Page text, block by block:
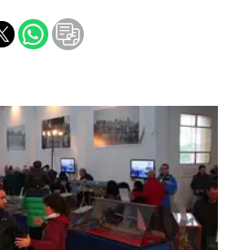
Fútbol
Cines
Economía y finanzas
Con el campo
Espacio empresas
Sociedad
Tecnología